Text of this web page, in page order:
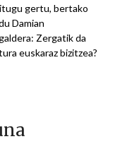
gertu, bertako
Damian
Zergatik da
euskaraz bizitzea?